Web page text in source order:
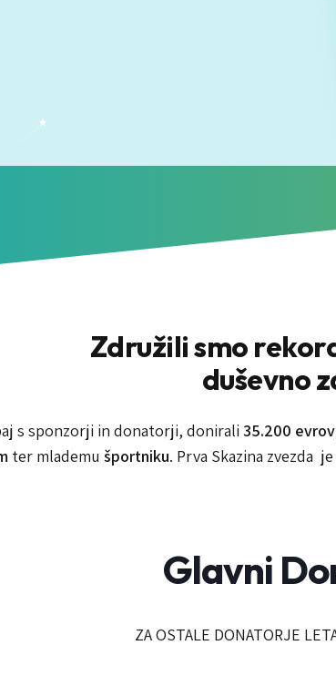
Združili smo
duševno
s sponzorji in donatorji, donirali 35.200 evrov
ter mlademu športniku. Prva Skazina zvezda
Glavni
ZA OSTALE DONATORJE